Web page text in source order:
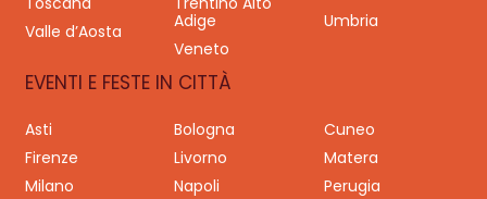
Adige
Umbria
Valle d’Aosta
Veneto
EVENTI E FESTE IN CITTÀ
Asti Bologna
Cuneo
Firenze
Livorno
Matera
Milano
Napoli
Perugia